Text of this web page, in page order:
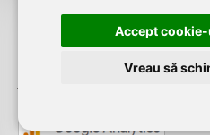
Accept
Vreau să
CONSTANTA CONSTRUCTeste un